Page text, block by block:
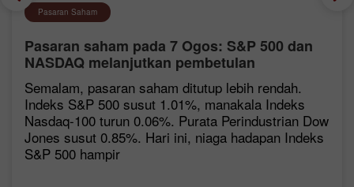
Pasaran Saham
Pasaran saham pada 7 Ogos: S&P 500 dan
NASDAQ melanjutkan pembetulan
Semalam, pasaran saham ditutup lebih rendah.
Indeks S&P 500 susut 1.01%, manakala Indeks
Nasdaq-100 turun 0.06%. Purata Perindustrian Dow
Jones susut 0.85%. Hari ini, niaga hadapan Indeks
S&P 500 hampir